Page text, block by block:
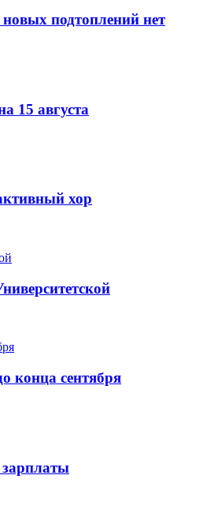
подтоплений нет
15 августа
хор
конца сентября
зарплаты